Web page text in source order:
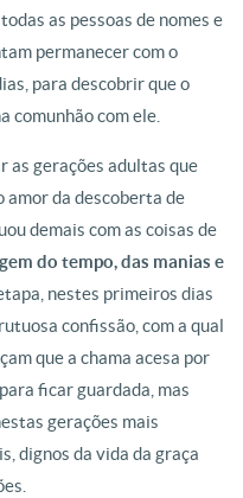
as pessoas de nomes e
permanecer com o
para descobrir que o
comunhão com ele.
as gerações adultas que
amor da descoberta de
demais com as coisas de
do tempo, das manias e
nestes primeiros dias
confissão, com a qual
que a chama acesa por
ficar guardada, mas
gerações mais
dignos da vida da graça